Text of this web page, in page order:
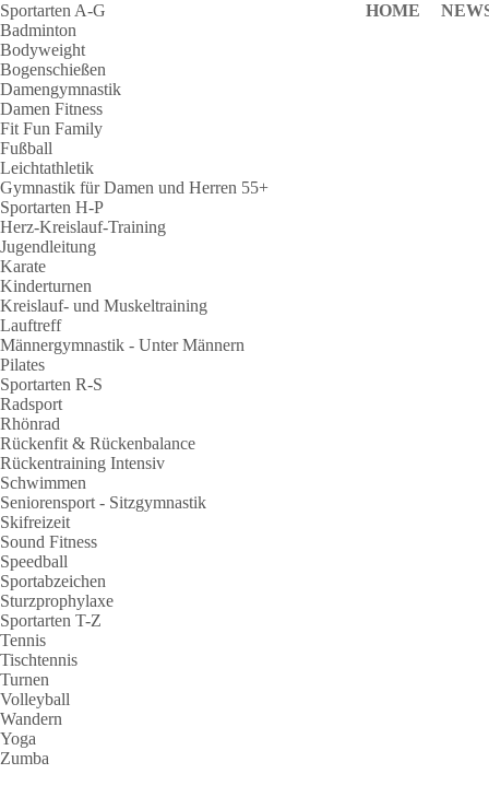
HOME
Sportarten A-G
Badminton
Bodyweight
Bogenschießen
Damengymnastik
Damen Fitness
Fit Fun Family
Fußball
Leichtathletik
Gymnastik für Damen und Herren 55+
Sportarten H-P
Herz-Kreislauf-Training
Jugendleitung
Karate
Kinderturnen
Kreislauf- und Muskeltraining
Lauftreff
Männergymnastik - Unter Männern
Pilates
Sportarten R-S
Radsport
Rhönrad
Rückenfit & Rückenbalance
Rückentraining Intensiv
Schwimmen
Seniorensport - Sitzgymnastik
Skifreizeit
Sound Fitness
Speedball
Sportabzeichen
Sturzprophylaxe
Sportarten T-Z
Tennis
Tischtennis
Turnen
Volleyball
Wandern
Yoga
Zumba